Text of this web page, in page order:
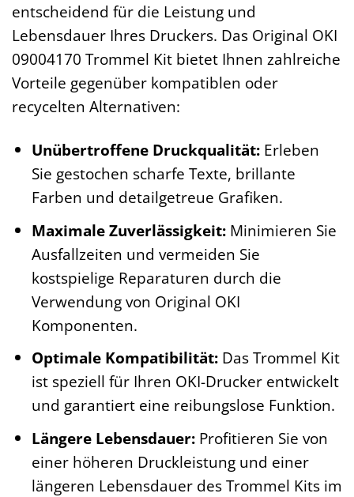
entscheidend für die Leistung und
Lebensdauer Ihres Druckers. Das Original OKI
09004170 Trommel Kit bietet Ihnen zahlreiche
Vorteile gegenüber kompatiblen oder
recycelten Alternativen:
Unübertroffene Druckqualität:Erleben
Sie gestochen scharfe Texte, brillante
Farben und detailgetreue Grafiken.
Maximale Zuverlässigkeit:Minimieren Sie
Ausfallzeiten und vermeiden Sie
kostspielige Reparaturen durch die
Verwendung von Original OKI
Komponenten.
Optimale Kompatibilität:Das Trommel Kit
ist speziell für Ihren OKI-Drucker entwickelt
und garantiert eine reibungslose Funktion.
Längere Lebensdauer:Profitieren Sie von
einer höheren Druckleistung und einer
längeren Lebensdauer des Trommel Kits im